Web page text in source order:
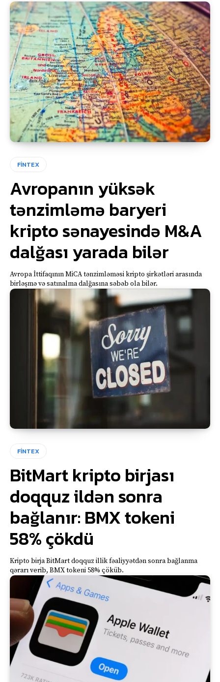
FİNTEX
Avropanın yüksək
tənzimləmə baryeri
kripto sənayesində M&A
dalğası yarada bilər
Avropa İttifaqının MiCA tənzimləməsi kripto şirkətləri arasında
birləşmə və satınalma dalğasına səbəb ola bilər.
FİNTEX
BitMart kripto birjası
doqquz ildən sonra
bağlanır: BMX tokeni
58% çökdü
Kripto birja BitMart doqquz illik fəaliyyətdən sonra bağlanma
qərarı verib, BMX tokeni 58% çöküb.